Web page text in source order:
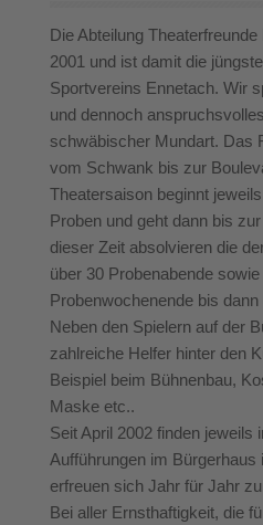
Die Abteilung
2001 und ist damit die
Sportvereins Ennetach. Wir
und dennoch
schwäbischer Mundart. Das
vom Schwank bis zur
Theatersaison beginnt
Proben und geht dann bis
dieser Zeit absolvieren die
über 30 Probenabende
Probenwochenende bis
Neben den Spielern auf der
zahlreiche Helfer hinter den
Beispiel beim Bühnenbau,
Maske etc..
Seit April 2002 finden jeweils
Aufführungen im
erfreuen sich Jahr für Jahr
Bei aller Ernsthaftigkeit, die